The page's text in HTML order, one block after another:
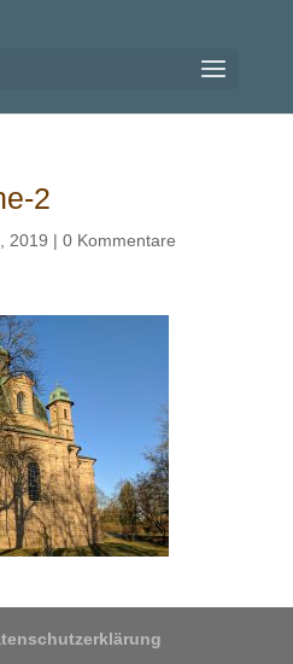
2
2019 | 0 Kommentare